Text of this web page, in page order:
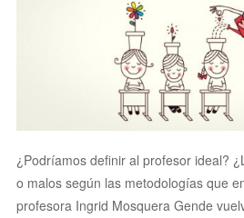
¿Podríamos definir al profesor ideal?
o malos según las metodologías que
profesora Ingrid Mosquera Gende